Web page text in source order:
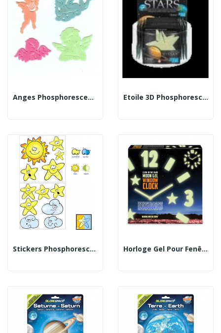
Anges Phosphorescents Etoile 3D Phosphorescente
Stickers Phosphorescents Saisons Horloge Gel Pour Fenêtre (phosphorescente)